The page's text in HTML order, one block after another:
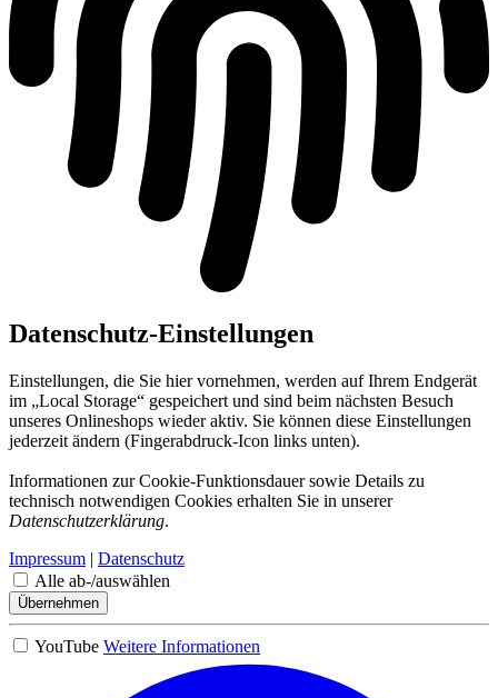
Datenschutz-Einstellungen
Einstellungen, die Sie hier vornehmen, werden auf Ihrem Endgerät
im „Local Storage“ gespeichert und sind beim nächsten Besuch
unseres Onlineshops wieder aktiv. Sie können diese Einstellungen
jederzeit ändern (Fingerabdruck-Icon links unten).
Informationen zur Cookie-Funktionsdauer sowie Details zu
technisch notwendigen Cookies erhalten Sie in unserer
Datenschutzerklärung.
Impressum | Datenschutz
Alle ab-/auswählen
Übernehmen
YouTube Weitere Informationen